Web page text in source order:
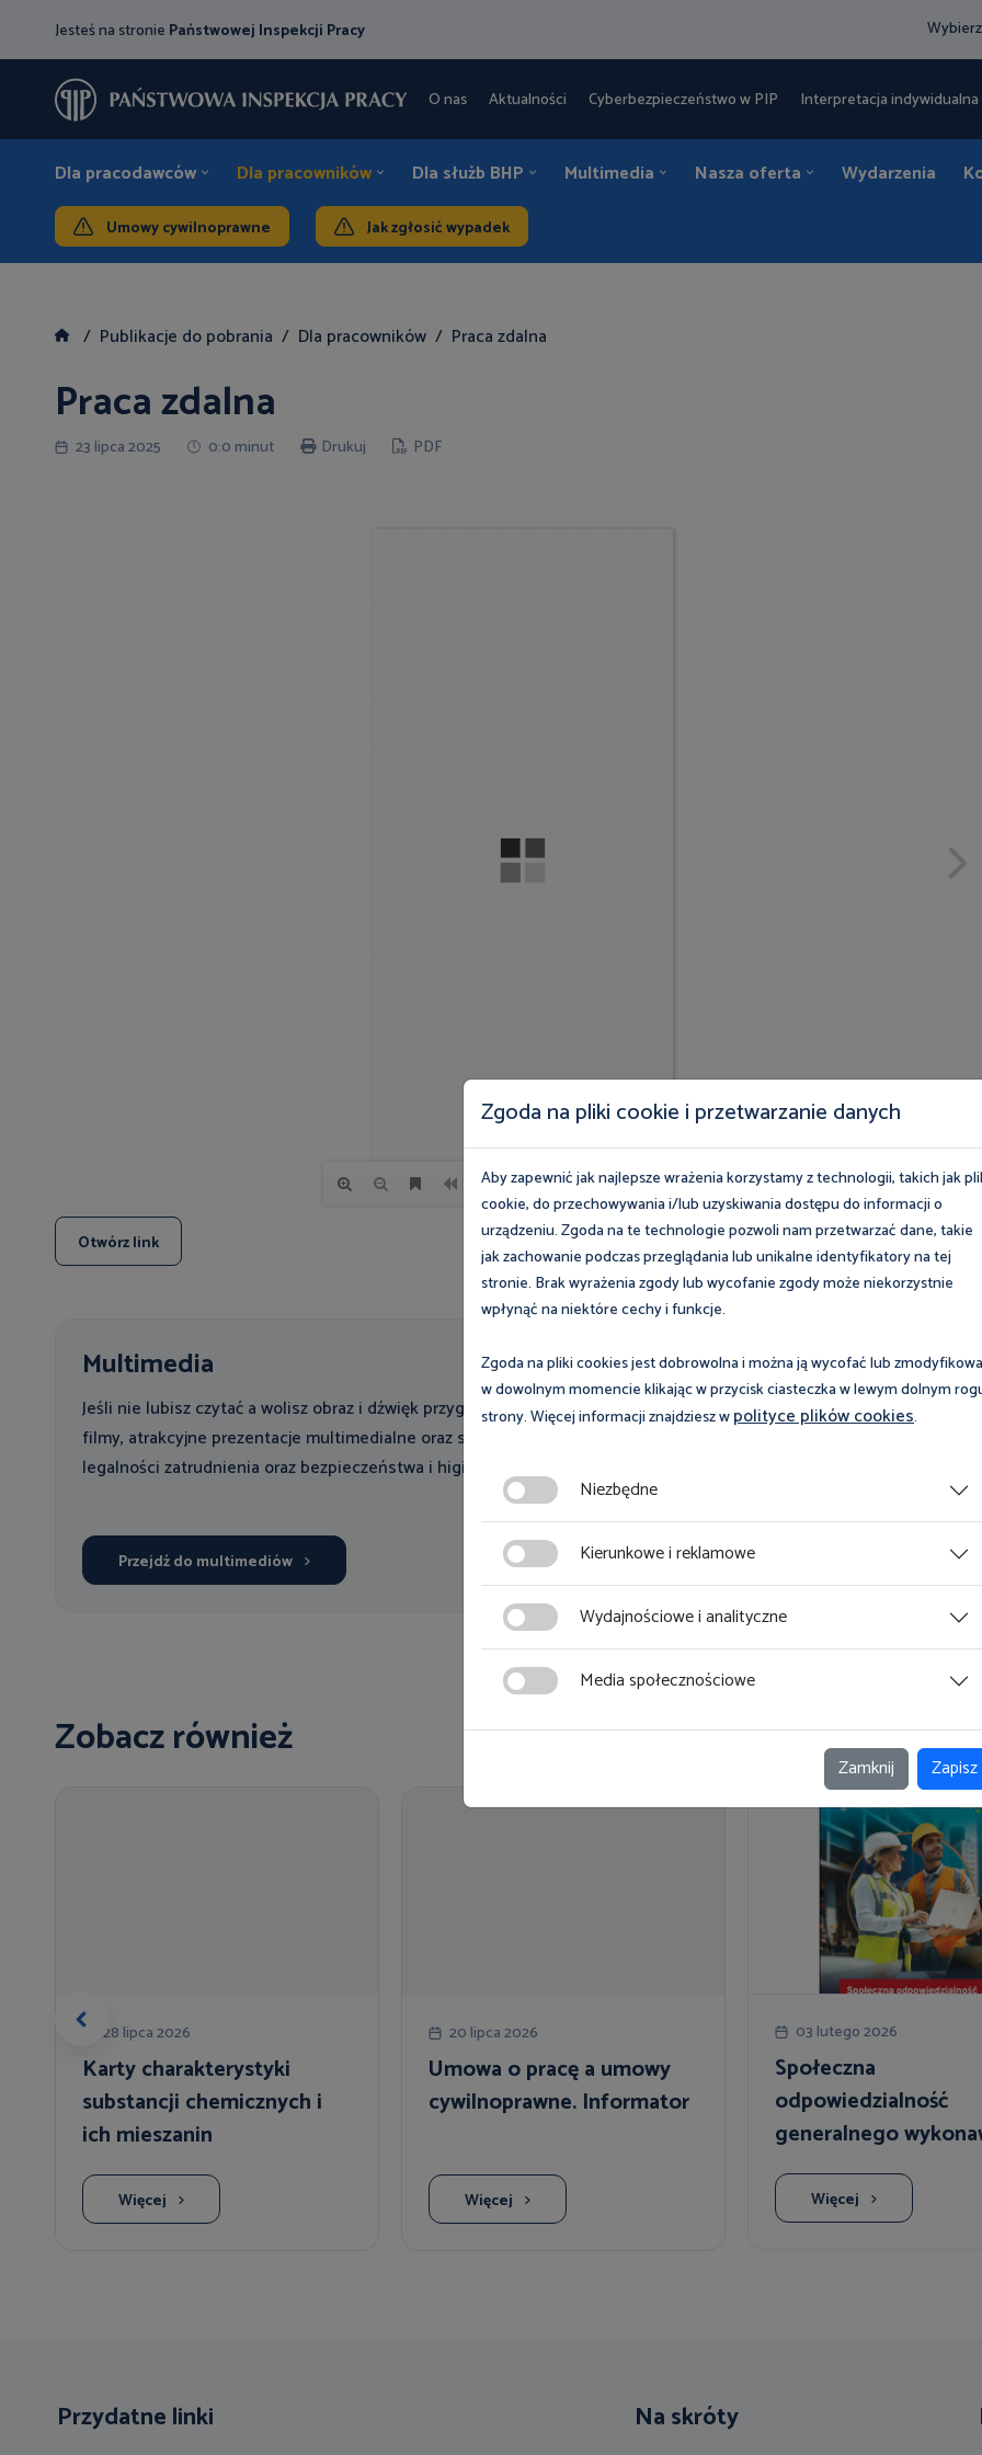
Jesteś na stronie Państwowej Inspekcji Pracy
O nas Aktualności Cyberbezpieczeństwo w PIP Interpretacja indywidualna
Dla pracodawców Dla pracowników Dla służb BHP Multimedia Nasza oferta Wydarzenia
Umowy cywilnoprawne Jak zgłosić wypadek
Publikacje do pobrania Dla pracowników Praca zdalna
Praca zdalna
23 lipca 2025 0:0 minut Drukuj PDF
Otwórz link
Multimedia
Jeśli nie lubisz czytać a wolisz obraz i dźwięk przygotowaliśmy profesjonalne
filmy, atrakcyjne prezentacje multimedialne oraz spoty z zakresu prawa pracy,
legalności zatrudnienia oraz bezpieczeństwa i higieny pracy
Przejdź do multimediów
Nasza oferta
Uczestnicy programów i
wybierz wsparcie dla
Przejdź do naszej
Zobacz również
28 lipca 2026
Karty charakterystyki
substancji chemicznych i
ich mieszanin
Więcej
20 lipca 2026
Umowa o pracę a umowy
cywilnoprawne. Informator
Więcej
03 lutego 2026
Społeczna
odpowiedzialność
generalnego
Więcej
Przydatne linki Na skróty
Zgoda na pliki cookie i przetwarzanie danych
Aby zapewnić jak najlepsze wrażenia korzystamy z technologii, takich jak
cookie, do przechowywania i/lub uzyskiwania dostępu do informacji o
urządzeniu. Zgoda na te technologie pozwoli nam przetwarzać dane, takie
jak zachowanie podczas przeglądania lub unikalne identyfikatory na tej
stronie. Brak wyrażenia zgody lub wycofanie zgody może niekorzystnie
wpłynąć na niektóre cechy i funkcje.
Zgoda na pliki cookies jest dobrowolna i można ją wycofać lub
w dowolnym momencie klikając w przycisk ciasteczka w lewym dolnym
strony. Więcej informacji znajdziesz wpolityce plików cookies.
Niezbędne
Kierunkowe i reklamowe
Wydajnościowe i analityczne
Media społecznościowe
Zamknij Zapisz